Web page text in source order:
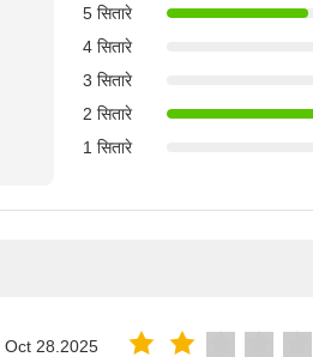
5 सितारे
4 सितारे
3 सितारे
2 सितारे
1 सितारे
Oct 28.2025